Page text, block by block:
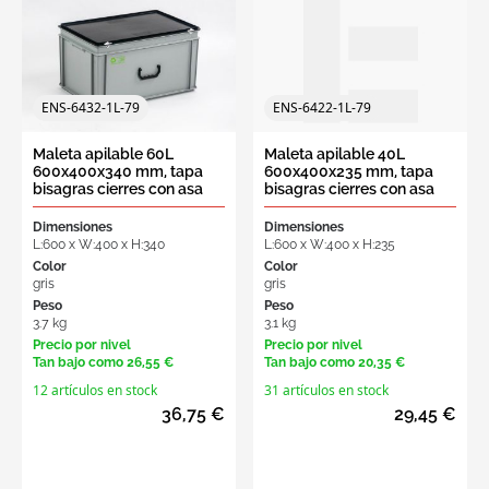
cotización
ENS-6432-1L-79
Maleta apilable 60L
600x400x340 mm, tapa
bisagras cierres con asa
gris-negro
Dimensiones
L:600 x W:400 x H:340
Color
gris
Peso
3.7 kg
Precio por nivel
Tan bajo como 26,55 €
12 artículos en stock
36,75 €
ENS-6422-1L-79
Maleta apilable 40L
600x400x235 mm, tapa
bisagras cierres con asa
gris-negro
Dimensiones
L:600 x W:400 x H:235
Color
gris
Peso
3.1 kg
Precio por nivel
Tan bajo como 20,35 €
31 artículos en stock
29,45 €